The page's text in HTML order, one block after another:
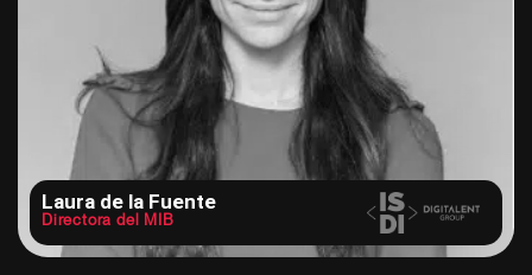
Laura de la Fuente
Directora del MIB